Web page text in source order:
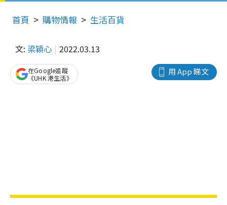
首頁 購物情報 生活百貨
文: 梁穎心 2022.03.13
用 App 睇文
在Google追蹤
《UHK 港生活》